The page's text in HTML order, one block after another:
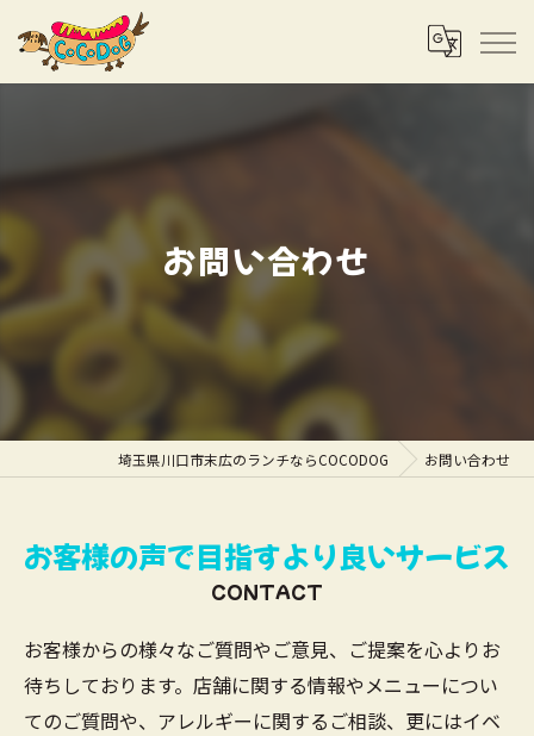
お問い合わせ
埼玉県川口市末広のランチならCOCODOG お問い合わせ
お客様の声で目指すより良いサービス
CONTACT
お客様からの様々なご質問やご意見、ご提案を心よりお
待ちしております。店舗に関する情報やメニューについ
てのご質問や、アレルギーに関するご相談、更にはイベ